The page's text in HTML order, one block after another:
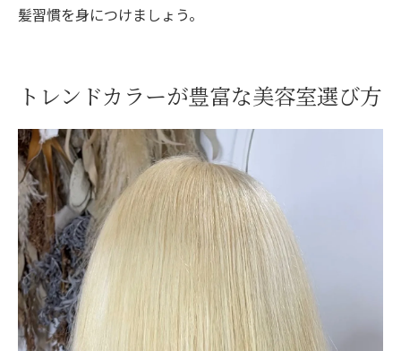
髪習慣を身につけましょう。
トレンドカラーが豊富な美容室選び方